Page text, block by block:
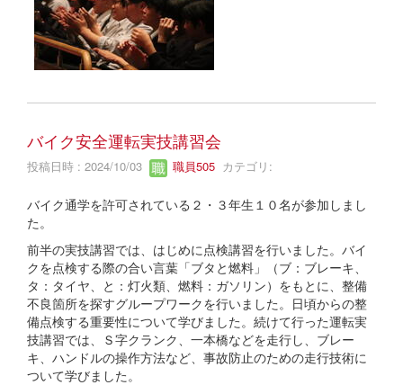
バイク安全運転実技講習会
投稿日時 : 2024/10/03 職員505 カテゴリ:
バイク通学を許可されている２・３年生１０名が参加しまし
た。
前半の実技講習では、はじめに点検講習を行いました。バイ
クを点検する際の合い言葉「ブタと燃料」（ブ：ブレーキ、
タ：タイヤ、と：灯火類、燃料：ガソリン）をもとに、整備
不良箇所を探すグループワークを行いました。日頃からの整
備点検する重要性について学びました。続けて行った運転実
技講習では、Ｓ字クランク、一本橋などを走行し、ブレー
キ、ハンドルの操作方法など、事故防止のための走行技術に
ついて学びました。